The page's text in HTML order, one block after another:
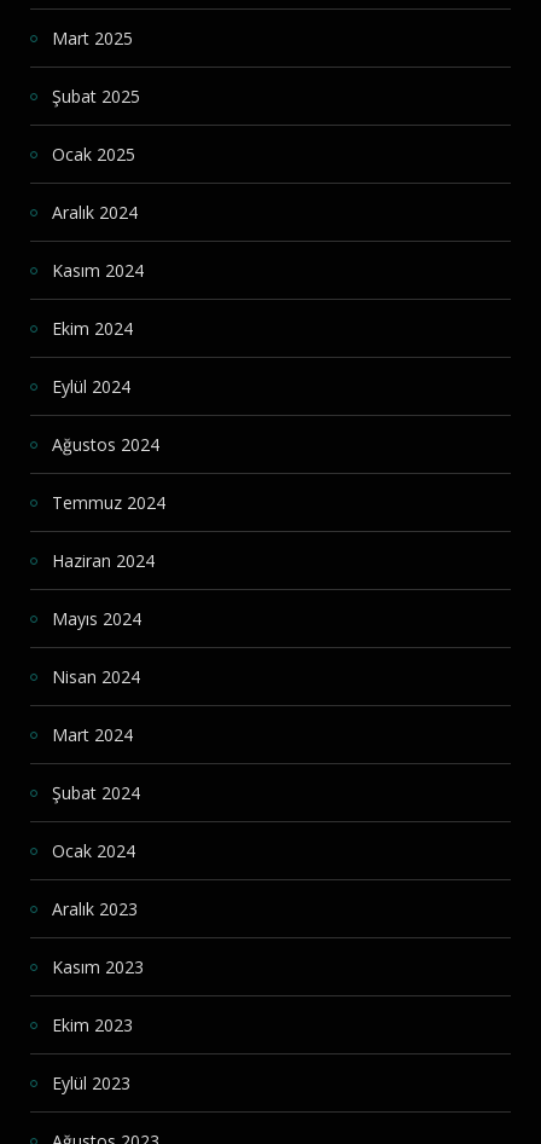
Mart 2025
Şubat 2025
Ocak 2025
Aralık 2024
Kasım 2024
Ekim 2024
Eylül 2024
Ağustos 2024
Temmuz 2024
Haziran 2024
Mayıs 2024
Nisan 2024
Mart 2024
Şubat 2024
Ocak 2024
Aralık 2023
Kasım 2023
Ekim 2023
Eylül 2023